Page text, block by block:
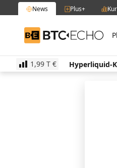
News Plus+
BTC-ECHO
1,99 T €
-0.20% Hyperliquid-Kurs 46,87